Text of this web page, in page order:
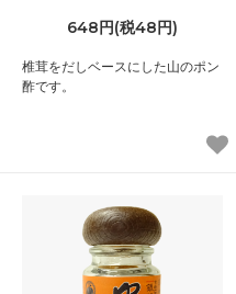
648円(税48円)
椎茸をだしベースにした山のポン
酢です。